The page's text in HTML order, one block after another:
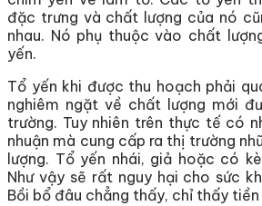
đặc trưng và chất lượng của nó
nhau. Nó phụ thuộc vào chất
yến.
Tổ yến khi được thu hoạch phải
nghiêm ngặt về chất lượng mới
trường. Tuy nhiên trên thực tế có
nhuận mà cung cấp ra thị trường
lượng. Tổ yến nhái, giả hoặc có
Như vậy sẽ rất nguy hại cho sức
Bồi bổ đâu chẳng thấy, chỉ thấy